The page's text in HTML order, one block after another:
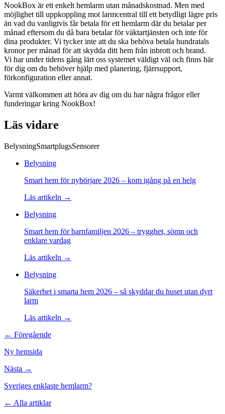
NookBox är ett enkelt hemlarm utan månadskostnad. Men med
möjlighet till uppkoppling mot larmcentral till ett betydligt lägre pris
än vad du vanligtvis får betala för ett hemlarm där du betalar per
månad eftersom du då bara betalar för väktartjänsten och inte för
dina produkter. Vi tycker inte att du ska behöva betala hundratals
kronor per månad för att skydda ditt hem från inbrott och brand.
Vi har under tidens gång lärt oss systemet väldigt väl och finns här
för dig om du behöver hjälp med planering, fjärrsupport,
förkonfiguration eller annat.
Varmt välkommen att höra av dig om du har några frågor eller
funderingar kring NookBox!
Läs vidare
BelysningSmartplugsSensorer
Belysning
Smart hem för nybörjare 2026 – kom igång på en helg
Läs artikeln →
Belysning
Smart hem för barnfamiljen 2026 – trygghet, sömn och
enklare vardag
Läs artikeln →
Belysning
Säkerhet i smarta hem 2026 – så skyddar du huset utan dyrt
larm
Läs artikeln →
← Föregående
Ny hemsida
Nästa →
Sveriges enklaste hemlarm?
← Alla artiklar